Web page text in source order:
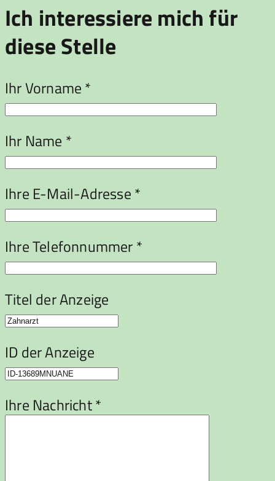
Ich interessiere mich für
diese Stelle
Ihr Vorname *
Ihr Name *
Ihre E-Mail-Adresse *
Ihre Telefonnummer *
Titel der Anzeige
ID der Anzeige
Ihre Nachricht *